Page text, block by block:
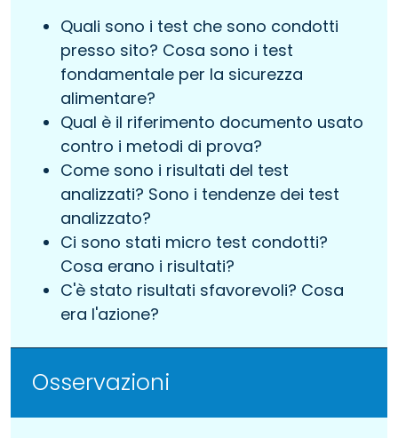
Quali sono i test che sono condotti
presso sito? Cosa sono i test
fondamentale per la sicurezza
alimentare?
Qual è il riferimento documento usato
contro i metodi di prova?
Come sono i risultati del test
analizzati? Sono i tendenze dei test
analizzato?
Ci sono stati micro test condotti?
Cosa erano i risultati?
C'è stato risultati sfavorevoli? Cosa
era l'azione?
Osservazioni